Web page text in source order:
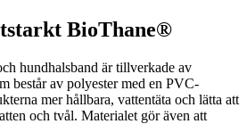
BioThane®
hundhalsband är tillverkade av
består av polyester med en PVC-
mer hållbara, vattentäta och lätta att
och tvål. Materialet gör även att